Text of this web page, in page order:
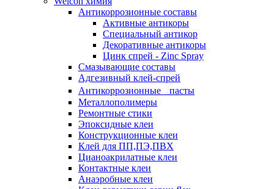
Антикоррозионные составы
Активные антикоры
Специальный антикор
Декоративные антикоры
Цинк спрей - Zinc Spray
Смазывающие составы
Адгезивный клей-спрей
Антикоррозионные пасты
Металлополимеры
Ремонтные стики
Эпоксидные клеи
Конструкционные клеи
Клей для ПП,ПЭ,ПВХ
Цианоакрилатные клеи
Контактные клеи
Анаэробные клеи